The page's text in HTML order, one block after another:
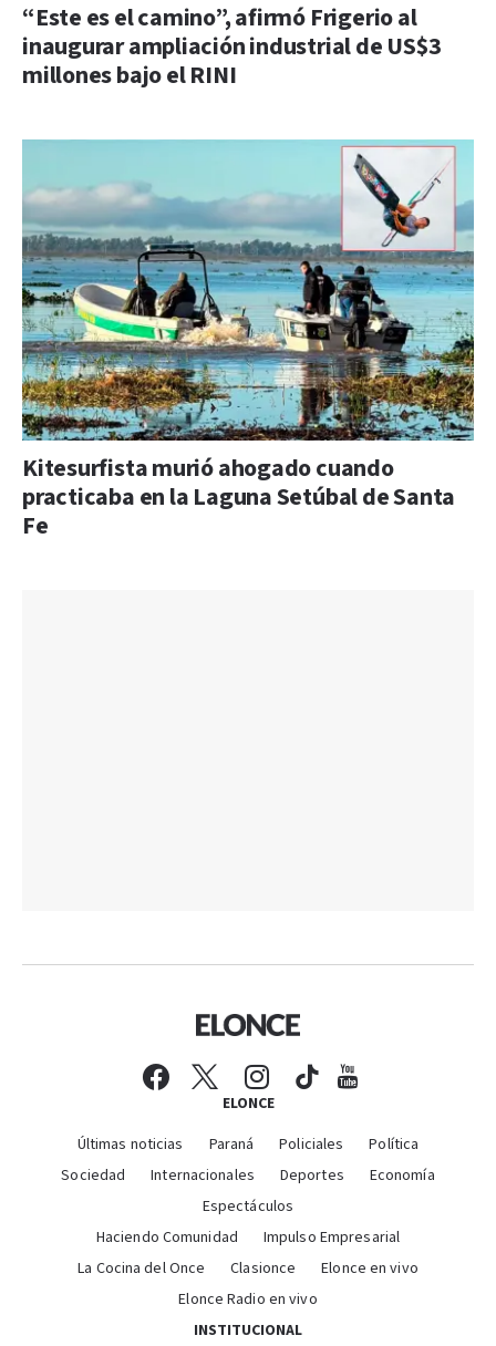
“Este es el camino”, afirmó Frigerio al
inaugurar ampliación industrial de US$3
millones bajo el RINI
Kitesurfista murió ahogado cuando
practicaba en la Laguna Setúbal de Santa
Fe
ELONCE
Últimas noticias Paraná Policiales
Política
Sociedad
Internacionales Deportes
Economía
Espectáculos
Haciendo Comunidad
Impulso Empresarial
La Cocina del Once
Clasionce
Elonce en vivo
Elonce Radio en vivo
INSTITUCIONAL